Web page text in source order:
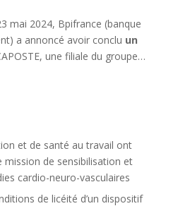
mai 2024, Bpifrance (banque
a annoncé avoir conclu un
une filiale du groupe…
et de santé au travail ont
mission de sensibilisation et
cardio-neuro-vasculaires
de licéité d’un dispositif